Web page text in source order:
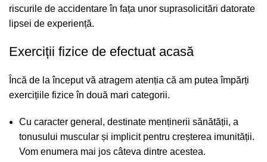
riscurile de accidentare în fața unor suprasolicitări datorate
lipsei de experiență.
Exerciții fizice de efectuat acasă
Încă de la început vă atragem atenția că am putea împărți
exercițiile fizice în două mari categorii.
Cu caracter general, destinate menținerii sănătății, a
tonusului muscular și implicit pentru creșterea imunității.
Vom enumera mai jos câteva dintre acestea.